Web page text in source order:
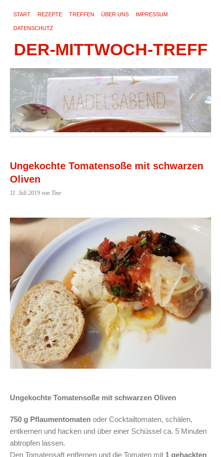
START REZEPTE TREFFEN ÜBER UNS IMPRESSUM
DATENSCHUTZ
DER-MITTWOCH-TREFF
Ungekochte Tomatensoße mit schwarzen
Oliven
11. Juli 2019 von Tine
Ungekochte Tomatensoße mit schwarzen Oliven
750 g Pflaumentomaten oder Cocktailtomaten, schälen,
entkernen und hacken und über einer Schüssel ca. 5 Minuten
abtropfen lassen.
Den Tomatensaft entfernen und die Tomaten mit 1 gehackten